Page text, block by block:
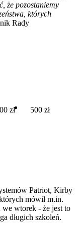
że pozostaniemy
których
Rady
zł 500 zł
Patriot, Kirby
mówił m.in.
wtorek - że jest to
długich szkoleń.